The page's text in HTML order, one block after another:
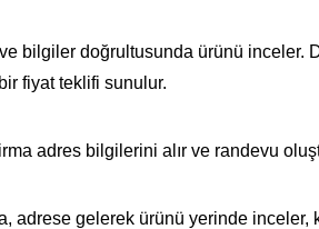
bilgiler doğrultusunda ürünü inceler.
fiyat teklifi sunulur.
adres bilgilerini alır ve randevu
adrese gelerek ürünü yerinde inceler,